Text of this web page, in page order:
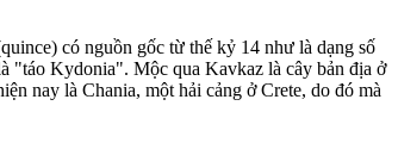
"táo Kydonia". Mộc qua Kavkaz là cây bản địa ở
nay là Chania, một hải cảng ở Crete, do đó mà